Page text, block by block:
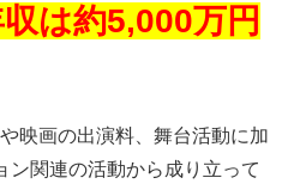
は約5,000万円
映画の出演料、舞台活動に加
ン関連の活動から成り立って